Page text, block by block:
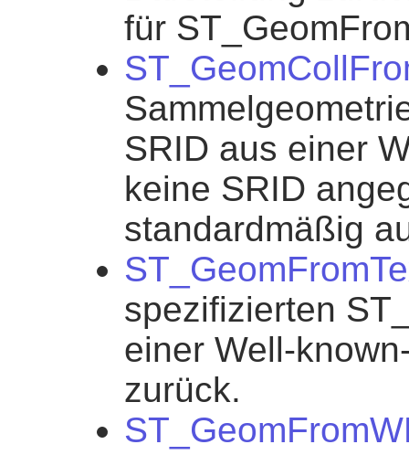
für
SRID aus einer
keine SRID
standardmäßig
spezifizierten
einer Well-
zurück.